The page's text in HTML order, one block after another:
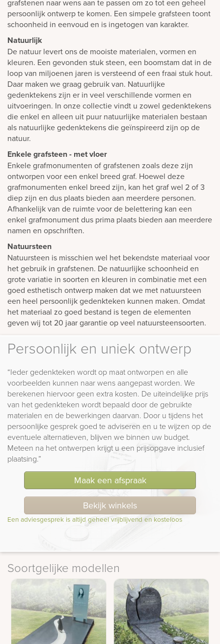
grafstenen naar wens aan te passen om zo tot een geheel
persoonlijk ontwerp te komen. Een simpele grafsteen toont
schoonheid in eenvoud en is ingetogen van karakter.
Natuurlijk
De natuur levert ons de mooiste materialen, vormen en
kleuren. Een gevonden stuk steen, een boomstam dat in de
loop van miljoenen jaren is versteend of een fraai stuk hout.
Daar maken we graag gebruik van. Natuurlijke
gedenktekens zijn er in veel verschillende vormen en
uitvoeringen. In onze collectie vindt u zowel gedenktekens
die enkel en alleen uit puur natuurlijke materialen bestaan
als natuurlijke gedenktekens die geïnspireerd zijn op de
natuur.
Enkele grafsteen - met vloer
Enkele grafmonumenten of grafstenen zoals deze zijn
ontworpen voor een enkel breed graf. Hoewel deze
grafmonumenten enkel breed zijn, kan het graf wel 2 of 3
diep zijn en dus plaats bieden aan meerdere personen.
Afhankelijk van de ruimte voor de belettering kan een
enkel grafmonument dus prima plaats bieden aan meerdere
namen en opschriften.
Natuursteen
Natuursteen is misschien wel het bekendste materiaal voor
het gebruik in grafstenen. De natuurlijke schoonheid en
grote variatie in soorten en kleuren in combinatie met een
goed esthetisch ontwerp maken dat we met natuursteen
een heel persoonlijk gedenkteken kunnen maken. Omdat
het materiaal zo goed bestand is tegen de elementen
geven wij tot 20 jaar garantie op veel natuursteensoorten.
Persoonlijk en uniek ontwerp
“Ieder gedenkteken wordt op maat ontworpen en alle
voorbeelden kunnen naar wens aangepast worden. We
berekenen hiervoor geen extra kosten. De uiteindelijke prijs
van het gedenkteken wordt bepaald door de gebruikte
materialen en de bewerkingen daarvan. Door u tijdens het
persoonlijke gesprek goed te adviseren en u te wijzen op de
eventuele alternatieven, blijven we binnen uw budget.
Meteen na het ontwerpen krijgt u een prijsopgave inclusief
plaatsing.”
Maak een afspraak
Bekijk winkels
Een adviesgesprek is altijd geheel vrijblijvend en kosteloos
Soortgelijke modellen